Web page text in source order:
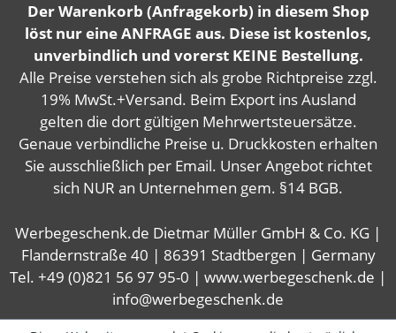
Der Warenkorb (Anfragekorb) in diesem Shop
löst nur eine ANFRAGE aus. Diese ist kostenlos,
unverbindlich und vorerst KEINE Bestellung.
Alle Preise verstehen sich als grobe Richtpreise zzgl.
19% MwSt.+Versand. Beim Export ins Ausland
gelten die dort gültigen Mehrwertsteuersätze.
Genaue verbindliche Preise u. Druckkosten erhalten
Sie ausschließlich per Email. Unser Angebot richtet
sich NUR an Unternehmen gem. §14 BGB.
Werbegeschenk.de Dietmar Müller GmbH & Co. KG |
Flandernstraße 40 | 86391 Stadtbergen | Germany
Tel. +49 (0)821 56 97 95-0 | www.werbegeschenk.de |
info@werbegeschenk.de